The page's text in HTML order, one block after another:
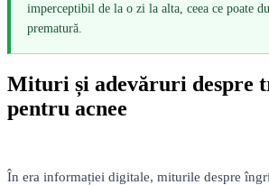
imperceptibil de la o zi la alta, ceea ce poate
prematură.
Mituri și adevăruri despre
pentru acnee
În era informației digitale, miturile despre